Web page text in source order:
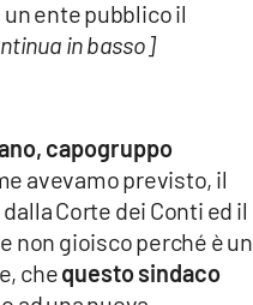
ente pubblico il
in basso]
capogruppo
avevamo previsto, il
dalla Corte dei Conti ed il
non gioisco perché è un
chequesto sindaco